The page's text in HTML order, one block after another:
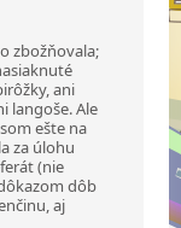
zbožňovala;
ani
langoše. Ale
ešte na
za úlohu
(nie
dôb
aj